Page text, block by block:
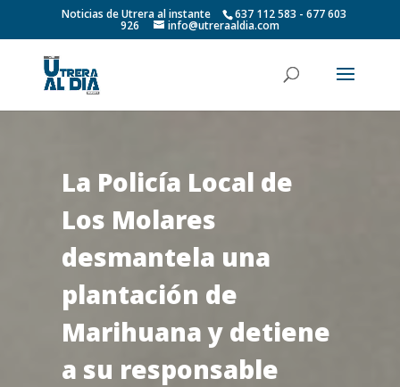
Noticias de Utrera al instante 637 112 583 - 677 603
926 info@utreraaldia.com
La Policía Local de
Los Molares
desmantela una
plantación de
Marihuana y detiene
a su responsable